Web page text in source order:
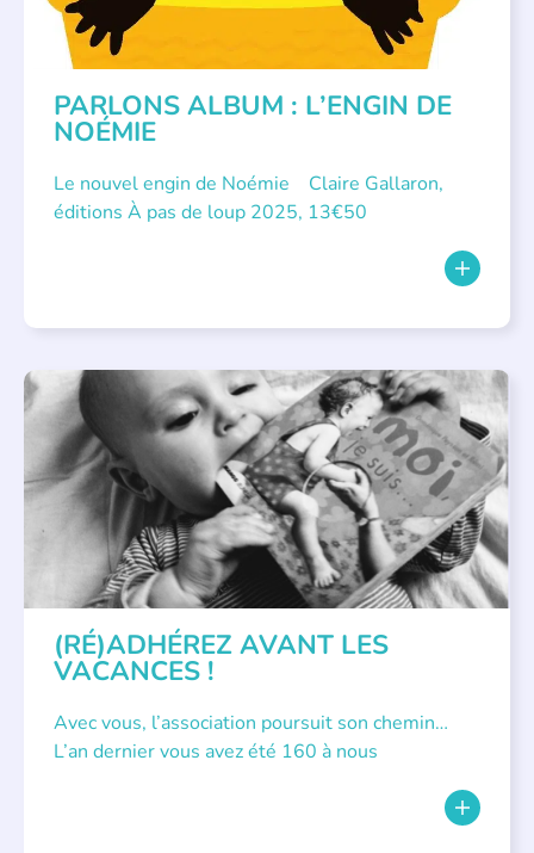
PARLONS ALBUM : L’ENGIN DE
NOÉMIE
Le nouvel engin de Noémie Claire Gallaron,
éditions À pas de loup 2025, 13€50
APPEL À SOUTIEN
(RÉ)ADHÉREZ AVANT LES
VACANCES !
Avec vous, l’association poursuit son chemin…
L’an dernier vous avez été 160 à nous